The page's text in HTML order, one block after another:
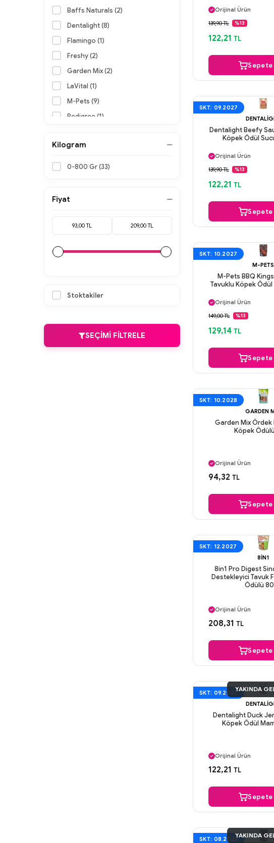
Baffs Naturals (2)
Dentalight (8)
Flamingo (1)
Freshy (2)
Garden Mix (2)
LaVital (1)
M-Pets (9)
Pedigree (1)
Rıntı (3)
Kilogram
0-800 Gr (33)
Fiyat
Stoktakiler
SEÇIMI FILTRELE
Orijinal Ürün
Güvenli Ödeme
139,90 TL %13
122,21 TL
Sepete
SKT: 09.2027
Dentalight Beefy
Köpek Ödül
Orijinal Ürün
Güvenli Ödeme
139,90 TL %13
122,21 TL
Sepete
SKT: 10.2027
M-PETS
M-Pets BBQ
Tavuklu Köpek Ödül
Orijinal Ürün
Güvenli Ödeme
149,00 TL %13
129,14 TL
Sepete
SKT: 10.2028
GARDEN
Garden Mix Ördek
Köpek
Orijinal Ürün
Güvenli Ödeme
94,32 TL
Sepete
SKT: 12.2027
8IN1
8in1 Pro Digest
Destekleyici Tavuk
Ödülü
Orijinal Ürün
Güvenli Ödeme
208,31 TL
Sepete
SKT: 09.2027YAKINDA
Dentalight Duck
Köpek Ödül
Orijinal Ürün
Güvenli Ödeme
122,21 TL
Sepete
SKT: 08.2026YAKINDA